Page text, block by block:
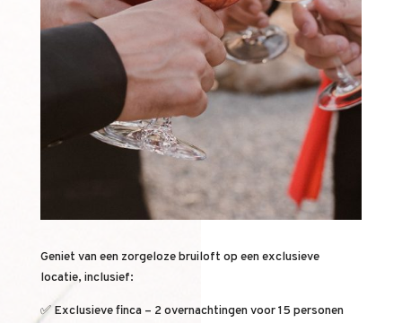
Geniet van een zorgeloze bruiloft op een exclusieve
locatie, inclusief:
✅ Exclusieve finca – 2 overnachtingen voor 15 personen